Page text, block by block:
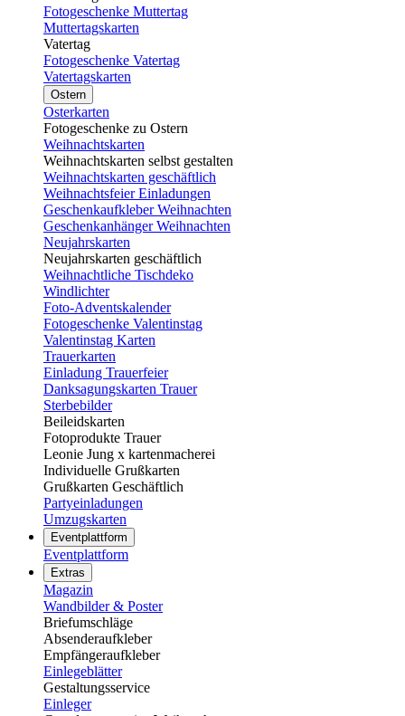
Fotogeschenke Muttertag
Muttertagskarten
Vatertag
Fotogeschenke Vatertag
Vatertagskarten
Ostern
Osterkarten
Fotogeschenke zu Ostern
Weihnachtskarten
Weihnachtskarten selbst gestalten
Weihnachtskarten geschäftlich
Weihnachtsfeier Einladungen
Geschenkaufkleber Weihnachten
Geschenkanhänger Weihnachten
Neujahrskarten
Neujahrskarten geschäftlich
Weihnachtliche Tischdeko
Windlichter
Foto-Adventskalender
Fotogeschenke Valentinstag
Valentinstag Karten
Trauerkarten
Einladung Trauerfeier
Danksagungskarten Trauer
Sterbebilder
Beileidskarten
Fotoprodukte Trauer
Leonie Jung x kartenmacherei
Individuelle Grußkarten
Grußkarten Geschäftlich
Partyeinladungen
Umzugskarten
Eventplattform
Eventplattform
Extras
Magazin
Wandbilder & Poster
Briefumschläge
Absenderaufkleber
Empfängeraufkleber
Einlegeblätter
Gestaltungsservice
Einleger